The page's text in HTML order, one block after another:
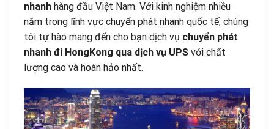
nhanh hàng đầu Việt Nam. Với kinh nghiệm nhiều
năm trong lĩnh vực chuyển phát nhanh quốc tế, chúng
tôi tự hào mang đến cho bạn dịch vụ chuyển phát
nhanh đi HongKong qua dịch vụ UPS với chất
lượng cao và hoàn hảo nhất.